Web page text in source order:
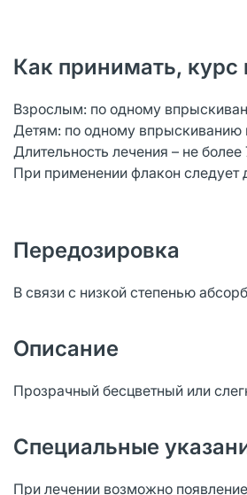
Как принимать, курс
Взрослым: по одному
Детям: по одному впрыскиванию
Длительность лечения – не более
При применении флакон следует
Передозировка
В связи с низкой степенью
Описание
Прозрачный бесцветный или
Специальные
При лечении возможно